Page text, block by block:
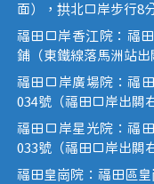
面），拱北口岸步行8
福田口岸香江院：福
鋪（東鐵線落馬洲站出
福田口岸廣場院：福
034號（福田口岸出關
福田口岸星光院：福
033號（福田口岸出關
福田皇崗院：福田區